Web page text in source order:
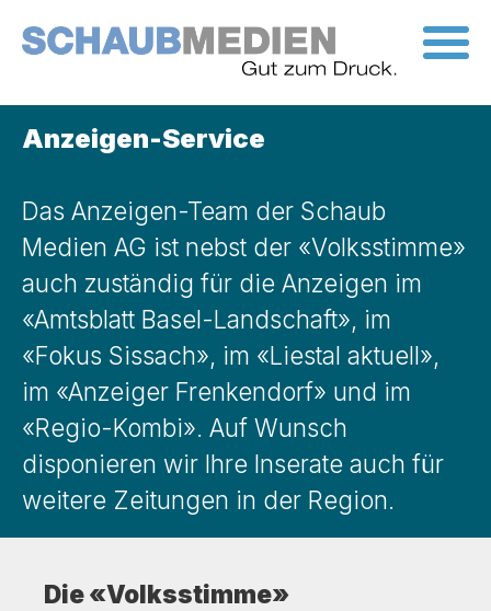
the
Anzeigen-Service
Das Anzeigen-Team der Schaub
Medien AG ist nebst der «Volksstimme»
auch zuständig für die Anzeigen im
«Amtsblatt Basel-Landschaft», im
«Fokus Sissach», im «Liestal aktuell»,
im «Anzeiger Frenkendorf» und im
«Regio-Kombi». Auf Wunsch
disponieren wir Ihre Inserate auch für
weitere Zeitungen in der Region.
Die «Volksstimme»